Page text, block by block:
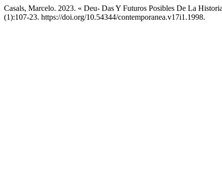
Casals, Marcelo. 2023. « Deu- Das Y Futuros Posibles De La
(1):107-23. https://doi.org/10.54344/contemporanea.v17i1.1998.